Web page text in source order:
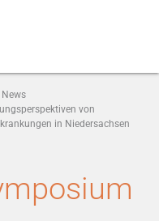
News
von
in Niedersachsen